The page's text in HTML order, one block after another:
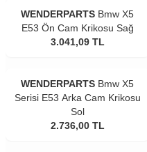
WENDERPARTS Bmw X5
E53 Ön Cam Krikosu Sağ
3.041,09 TL
WENDERPARTS Bmw X5
Serisi E53 Arka Cam Krikosu
Sol
2.736,00 TL